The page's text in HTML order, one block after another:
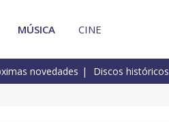
MÚSICA CINE
novedades Discos históricos